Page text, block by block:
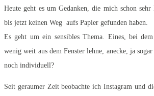
Heute geht es um Gedanken, die mich schon sehr
bis jetzt keinen Weg aufs Papier gefunden haben.
Es geht um ein sensibles Thema. Eines, bei
wenig weit aus dem Fenster lehne, anecke, ja
noch individuell?
Seit geraumer Zeit beobachte ich Instagram und